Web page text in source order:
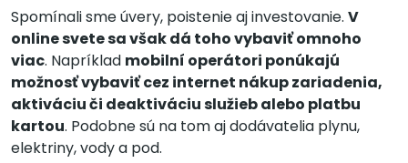
Spomínali sme úvery, poistenie aj investovanie. V
online svete sa však dá toho vybaviť omnoho
viac. Napríklad mobilní operátori ponúkajú
možnosť vybaviť cez internet nákup zariadenia,
aktiváciu či deaktiváciu služieb alebo platbu
kartou. Podobne sú na tom aj dodávatelia plynu,
elektriny, vody a pod.